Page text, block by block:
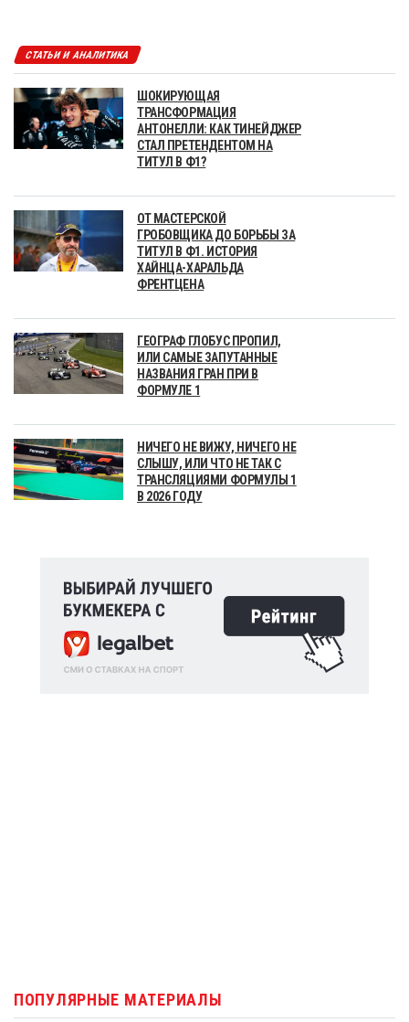
СТАТЬИ И АНАЛИТИКА
ШОКИРУЮЩАЯ
ТРАНСФОРМАЦИЯ
АНТОНЕЛЛИ: КАК ТИНЕЙДЖЕР
СТАЛ ПРЕТЕНДЕНТОМ НА
ТИТУЛ В Ф1?
ОТ МАСТЕРСКОЙ
ГРОБОВЩИКА ДО БОРЬБЫ ЗА
ТИТУЛ В Ф1. ИСТОРИЯ
ХАЙНЦА-ХАРАЛЬДА
ФРЕНТЦЕНА
ГЕОГРАФ ГЛОБУС ПРОПИЛ,
ИЛИ САМЫЕ ЗАПУТАННЫЕ
НАЗВАНИЯ ГРАН ПРИ В
ФОРМУЛЕ 1
НИЧЕГО НЕ ВИЖУ, НИЧЕГО НЕ
СЛЫШУ, ИЛИ ЧТО НЕ ТАК С
ТРАНСЛЯЦИЯМИ ФОРМУЛЫ 1
В 2026 ГОДУ
ПОПУЛЯРНЫЕ МАТЕРИАЛЫ